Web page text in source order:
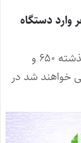
۶۵۰ و امسال ۹۵۰ نفر وارد دستگاه
معاون آموزش قوه قضاییه: سال گذشته ۶۵۰ و
خواهند شد در